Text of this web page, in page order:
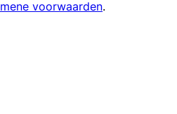
voorwaarden.